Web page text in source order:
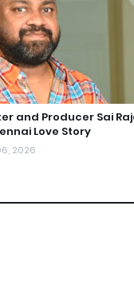
and Producer Sai
Love Story
2026